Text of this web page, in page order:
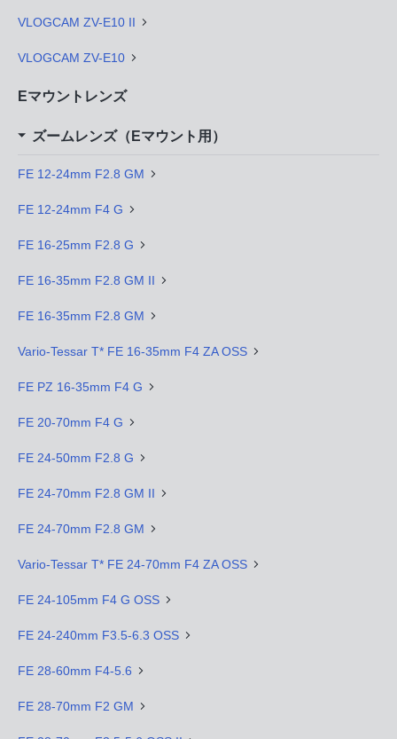
VLOGCAM ZV-E10 II
VLOGCAM ZV-E10
Eマウントレンズ
ズームレンズ（Eマウント用）
FE 12-24mm F2.8 GM
FE 12-24mm F4 G
FE 16-25mm F2.8 G
FE 16-35mm F2.8 GM II
FE 16-35mm F2.8 GM
Vario-Tessar T* FE 16-35mm F4 ZA OSS
FE PZ 16-35mm F4 G
FE 20-70mm F4 G
FE 24-50mm F2.8 G
FE 24-70mm F2.8 GM II
FE 24-70mm F2.8 GM
Vario-Tessar T* FE 24-70mm F4 ZA OSS
FE 24-105mm F4 G OSS
FE 24-240mm F3.5-6.3 OSS
FE 28-60mm F4-5.6
FE 28-70mm F2 GM